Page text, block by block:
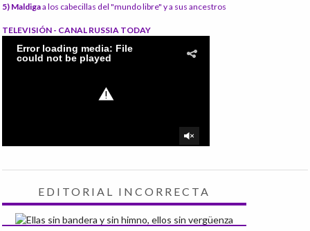
5) Maldigaa los cabecillas del "mundo libre" y a sus ancestros
TELEVISIÓN - CANAL RUSSIA TODAY
EDITORIAL INCORRECTA